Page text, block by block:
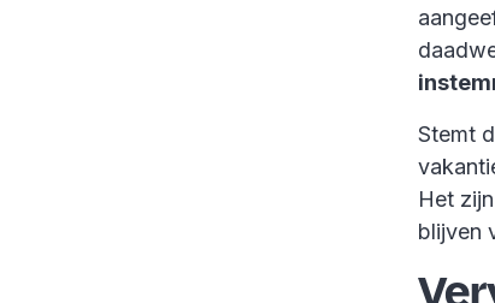
Stemt
Het
blijven